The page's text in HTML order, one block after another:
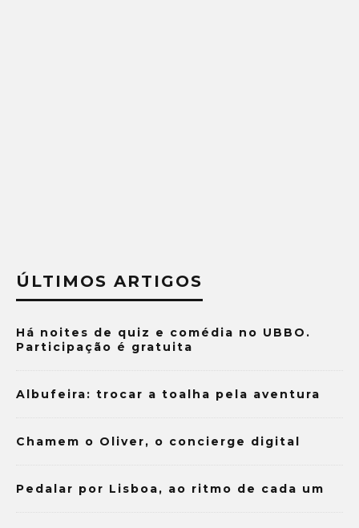
ÚLTIMOS ARTIGOS
Há noites de quiz e comédia no UBBO.
Participação é gratuita
Albufeira: trocar a toalha pela aventura
Chamem o Oliver, o concierge digital
Pedalar por Lisboa, ao ritmo de cada um